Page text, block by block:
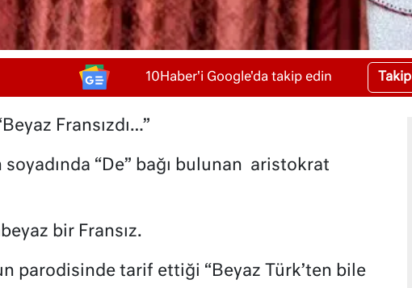
10Haber'i Google'da takip edin
Fransızdı…”
“De” bağı bulunan aristokrat
bir Fransız.
parodisinde tarif ettiği “Beyaz Türk’ten bile